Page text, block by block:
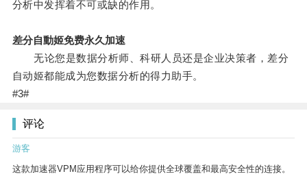
分析中发挥着不可或缺的作用。
差分自動姬免费永久加速
无论您是数据分析师、科研人员还是企业决策者，差分
自动姬都能成为您数据分析的得力助手。
#3#
评论
游客
这款加速器VPM应用程序可以给你提供全球覆盖和最高安全性的连接。